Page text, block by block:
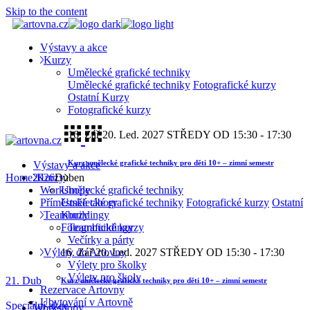
Skip to the content
Výstavy a akce
Kurzy
Umělecké grafické techniky
Umělecké grafické techniky Fotografické kurzy
Ostatní Kurzy
Fotografické kurzy
16. Zář20. Led. 2027 STŘEDY OD 15:30 - 17:30
Kurz umělecké grafické techniky pro děti 10+ – zimní semestr
Workshopy
Příměstské tábory
Teambuildingy
Teambuildingy
Večírky a párty
Výlety do Artovny
Výlety pro školky
Výlety pro školy
Rezervace Artovny
Ubytování v Artovně
Výstavy a akce
Kurzy
Umělecké grafické techniky
Umělecké grafické techniky Fotografické kurzy Ostatní
Kurzy
Fotografické kurzy
16. Zář20. Led. 2027 STŘEDY OD 15:30 - 17:30
Kurz umělecké grafické techniky pro děti 10+ – zimní semestr
Workshopy
Home2026Duben
21. Dub
Speciální akce